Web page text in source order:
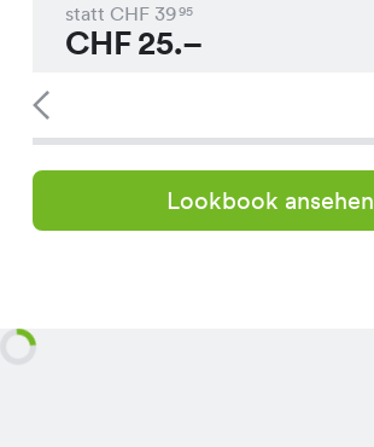
statt CHF 3995
CHF25.–
Lookbook ansehen